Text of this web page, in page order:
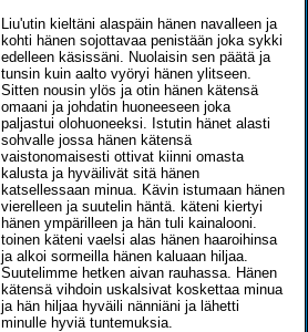
Liu'utin kieltäni alaspäin hänen navalleen ja
kohti hänen sojottavaa penistään joka sykki
edelleen käsissäni. Nuolaisin sen päätä ja
tunsin kuin aalto vyöryi hänen ylitseen.
Sitten nousin ylös ja otin hänen kätensä
omaani ja johdatin huoneeseen joka
paljastui olohuoneeksi. Istutin hänet alasti
sohvalle jossa hänen kätensä
vaistonomaisesti ottivat kiinni omasta
kalusta ja hyväilivät sitä hänen
katsellessaan minua. Kävin istumaan hänen
vierelleen ja suutelin häntä. käteni kiertyi
hänen ympärilleen ja hän tuli kainalooni.
toinen käteni vaelsi alas hänen haaroihinsa
ja alkoi sormeilla hänen kaluaan hiljaa.
Suutelimme hetken aivan rauhassa. Hänen
kätensä vihdoin uskalsivat koskettaa minua
ja hän hiljaa hyväili nänniäni ja lähetti
minulle hyviä tuntemuksia.